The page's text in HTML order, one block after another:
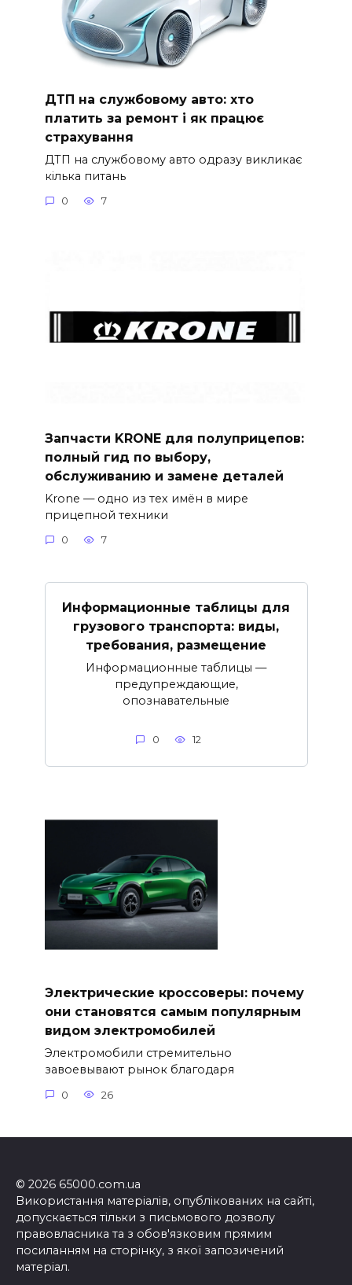
ДТП на службовому авто: хто
платить за ремонт і як працює
страхування
ДТП на службовому авто одразу викликає
кілька питань
0 7
Запчасти KRONE для полуприцепов:
полный гид по выбору,
обслуживанию и замене деталей
Krone — одно из тех имён в мире
прицепной техники
0 7
Информационные таблицы для
грузового транспорта: виды,
требования, размещение
Информационные таблицы —
предупреждающие,
опознавательные
0 12
Электрические кроссоверы: почему
они становятся самым популярным
видом электромобилей
Электромобили стремительно
завоевывают рынок благодаря
0 26
© 2026 65000.com.ua
Використання матеріалів, опублікованих на сайті,
допускається тільки з письмового дозволу
правовласника та з обов'язковим прямим
посиланням на сторінку, з якої запозичений
матеріал.